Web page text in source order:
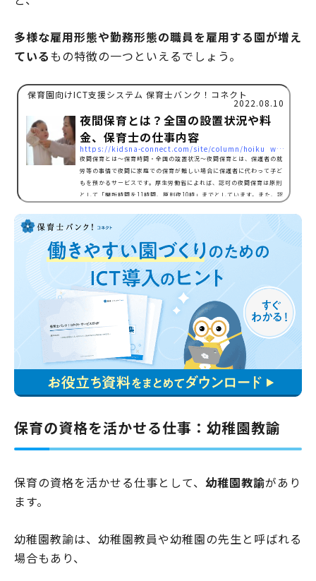
多様な雇用形態や勤務形態の職員を雇用する園が増え
ているもの特徴の一つといえるでしょう。
保育園向けICT支援システム 保育士バンク！コネクト
2022.08.10
夜間保育とは？全国の設置状況や料
金、保育士の仕事内容
https://kidsna-connect.com/site/column/hoiku_workstyle/1481
夜間保育とは～保育時間・全国の設置状況～夜間保育とは、保護者の就
労等の事情で夜間に家庭での保育が難しい場合に保護者に代わって子ど
もを預かるサービスです。厚生労働省によれば、認可の夜間保育は原則
として「開所時間を11時間、原則夜10時」までとしています。また、認
ります。認可外保育施設には「24時間体制」「宿泊可能」などがあり、
保護者の方の多様なニーズに応えています。認可の夜間保育所の設置状
況の推移は以下の通りです。2021年度には、全国で75…
保育の資格を活かせる仕事：幼稚園教諭
保育の資格を活かせる仕事として、 幼稚園教諭があり
ます。
幼稚園教諭は、幼稚園教員や幼稚園の先生と呼ばれる
場合もあり、